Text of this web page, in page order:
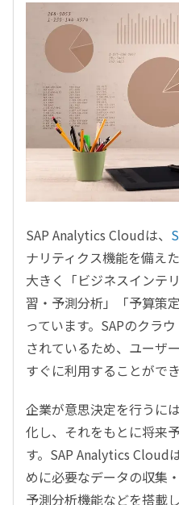
SAP Analytics Cloudは、
ナリティクス機能を備えた
大きく「ビジネスインテ
習・予測分析」「予算策
っています。 SAPのクラ
されているため、ユーザ
すぐに利用することができ
企業が意思決定を行うに
化し、それをもとに将来
す。 SAP Analytics Cloud
めに必要なデータの収集
予測分析機能などを搭載し